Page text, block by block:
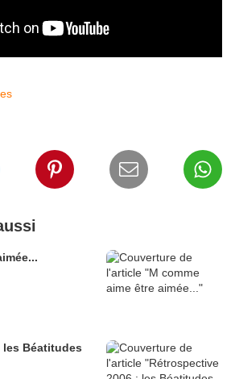
les Béatitudes